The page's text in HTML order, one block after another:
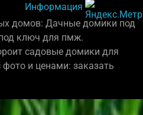
Информация
домов: Дачные домики под
ключ для пмж.
садовые домики для
и ценами: заказать